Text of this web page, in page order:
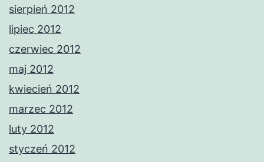
sierpień 2012
lipiec 2012
czerwiec 2012
maj 2012
kwiecień 2012
marzec 2012
luty 2012
styczeń 2012